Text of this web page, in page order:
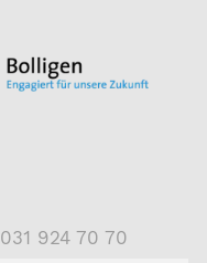
031 924 70 70